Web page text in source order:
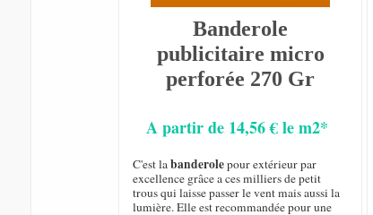
Banderole
publicitaire micro
perforée 270 Gr
A partir de 14,56 € le m2*
C'est labanderolepour extérieur par
excellence grâce a ces milliers de petit
trous qui laisse passer le vent mais aussi la
lumière. Elle est recommandée pour une